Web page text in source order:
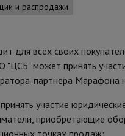
и распродажи
для всех своих
может принять
партнера Марафона
участие
приобретающие
точках продаж: